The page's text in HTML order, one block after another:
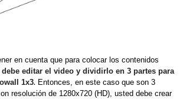
en cuenta que para colocar los contenidos
debe editar el video y dividirlo en 3 partes para
1x3. Entonces, en este caso que son 3
resolución de 1280x720 (HD), usted debe crear